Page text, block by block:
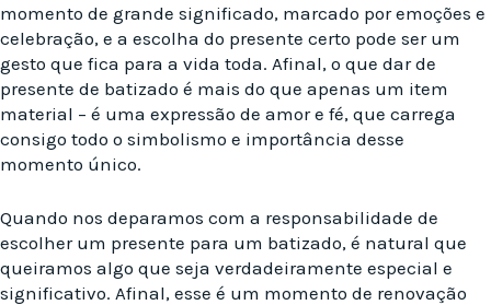
momento de grande significado, marcado por emoções e
celebração, e a escolha do presente certo pode ser um
gesto que fica para a vida toda. Afinal, o que dar de
presente de batizado é mais do que apenas um item
material – é uma expressão de amor e fé, que carrega
consigo todo o simbolismo e importância desse
momento único.
Quando nos deparamos com a responsabilidade de
escolher um presente para um batizado, é natural que
queiramos algo que seja verdadeiramente especial e
significativo. Afinal, esse é um momento de renovação